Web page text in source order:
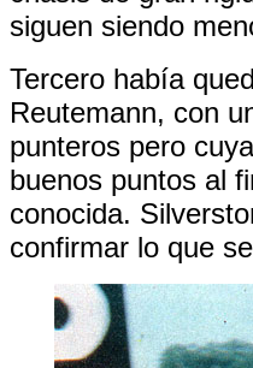
siguen siendo
Tercero había
Reutemann, con
punteros pero
buenos puntos al
conocida.
confirmar lo que